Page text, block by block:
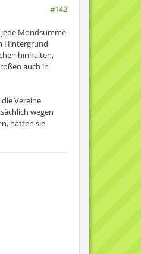
#142
jede Mondsumme
Hintergrund
hinhalten,
auch in
Vereine
wegen
hätten sie